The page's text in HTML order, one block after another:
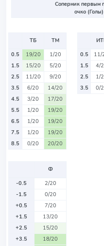
Соперник первым
очко (Голы)
ТБ
ТМ
0.5
19/20
1/20
1.5
15/20
5/20
2.5
11/20
9/20
3.5
6/20
14/20
4.5
3/20
17/20
5.5
1/20
19/20
6.5
1/20
19/20
7.5
1/20
19/20
8.5
0/20 20/20
0.5
11/
1.5
4/
2.5
1/
3.5
0/
Ф
-0.5
2/20
-1.5
0/20
+0.5
7/20
+1.5
13/20
+2.5
15/20
+3.5
18/20